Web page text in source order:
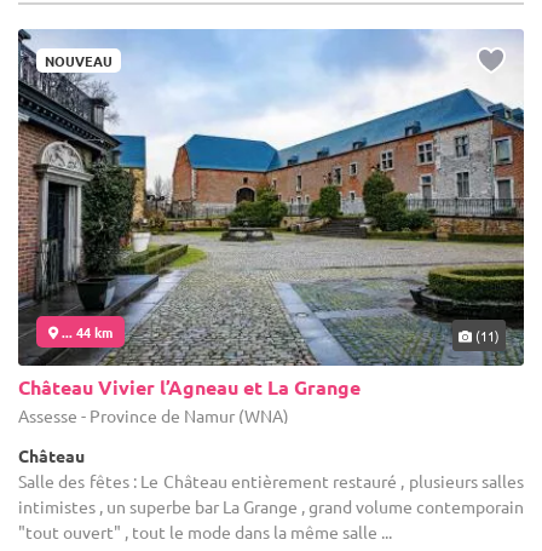
NOUVEAU
... 44 km (11)
Château Vivier l’Agneau et La Grange
Assesse - Province de Namur (WNA)
Château
Salle des fêtes : Le Château entièrement restauré , plusieurs salles
intimistes , un superbe bar La Grange , grand volume contemporain
"tout ouvert" , tout le mode dans la même salle ...